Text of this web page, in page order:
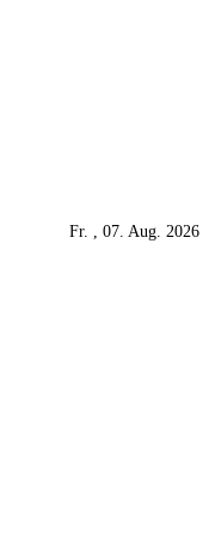
Fr. , 07. Aug. 2026